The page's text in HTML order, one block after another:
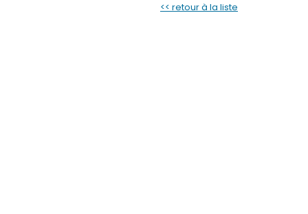
<< retour à la liste